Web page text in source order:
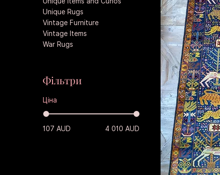
Unique Rugs
Vintage Furniture
Vintage Items
War Rugs
Фільтри
Ціна
107 AUD 4 010 AUD